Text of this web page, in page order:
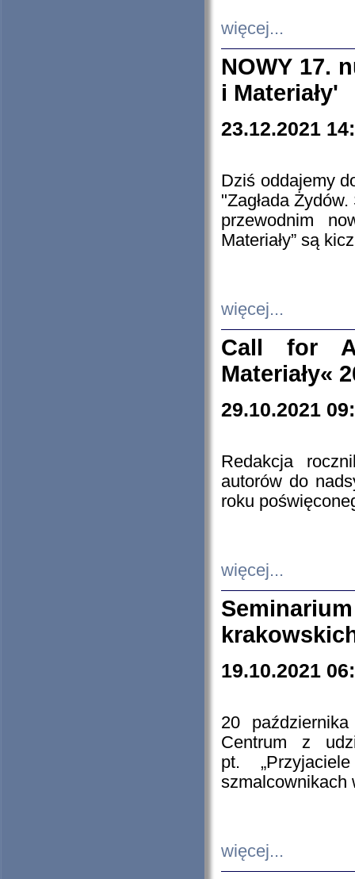
więcej...
NOWY 17.
i Materiały'
23.12.2021
Dziś oddajemy
"Zagłada
przewodnim
Materiały” są
więcej...
Call for
Materiały«
29.10.2021
Redakcja
autorów do
roku
więcej...
19.10.2021
20
Centrum z
pt.
szmalcownikach
więcej...